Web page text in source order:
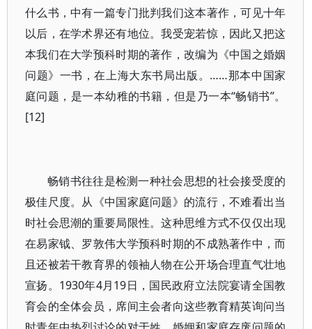
什么书，中有一篇专门批判我们这本著作，可见十年
以后，在学术界还有地位。我受宠若惊，因此又把这
本我们在大学预科时期的著作，改编为《中国之婚姻
问题》一书，在上海大东书局出版。……那本中国家
庭问题，是一本幼稚的书籍，但是乃一本“畅销书”。
[12]
畅销书往往是检测一种社会思想的社会接受度的
极佳尺度。从《中国家庭问题》的流行，不难看出当
时社会思潮的重要局限性。这种思维方式不仅仅出现
在易家钺、罗敦伟大学预科时期的不成熟著作中，而
且还被若干教育界的领袖人物在公开场合理直气壮地
宣扬。1930年4月19日，国民政府立法院宴请全国教
育会的全体会员，席间主会者向这些教育精英询问当